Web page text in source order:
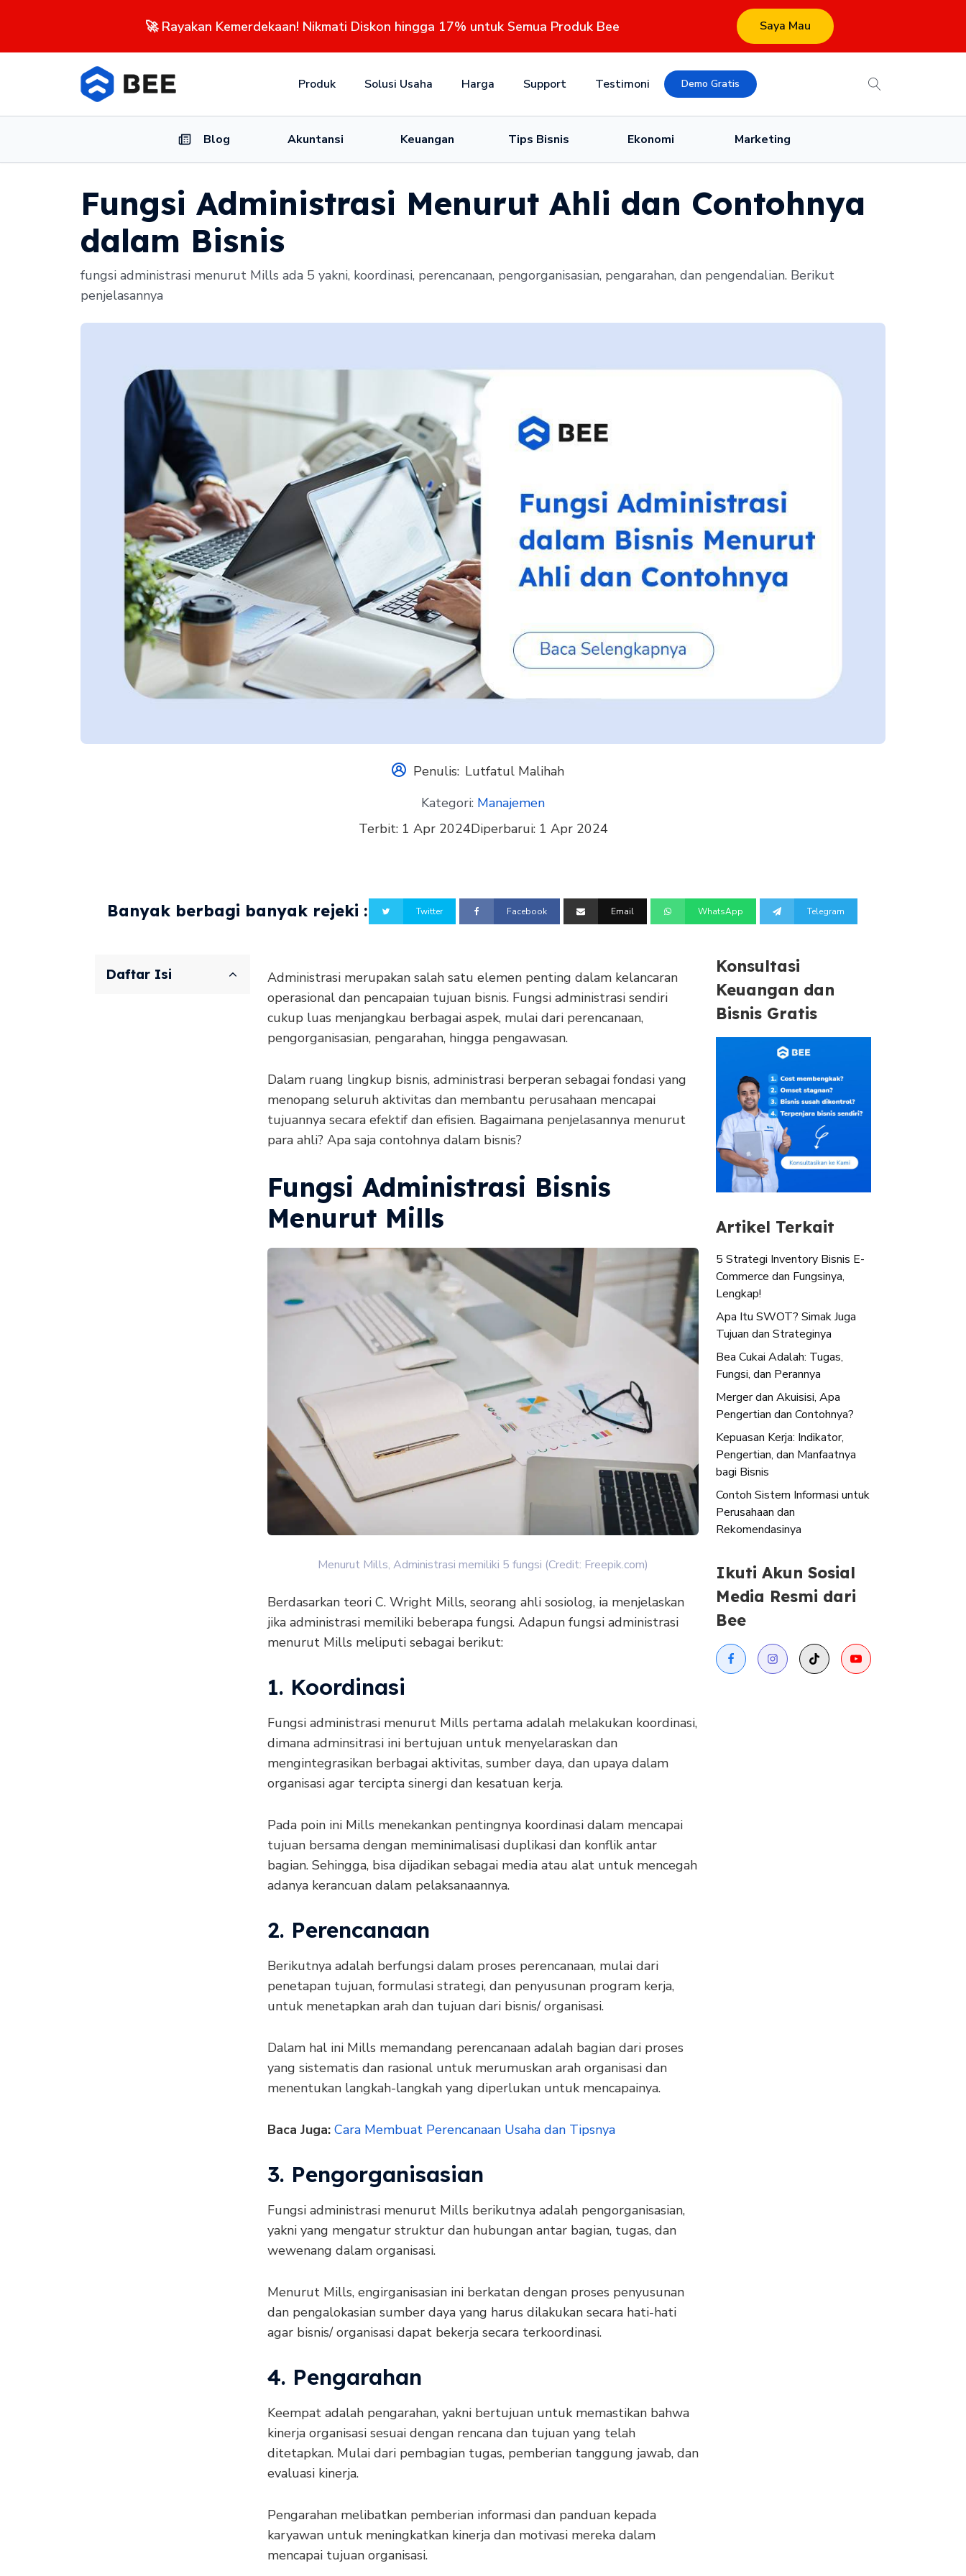
🚀 Rayakan Kemerdekaan! Nikmati Diskon hingga 17% untuk Semua Produk Bee Saya Mau
Produk Solusi Usaha Harga Support Testimoni Demo Gratis
Blog Akuntansi Keuangan Tips Bisnis Ekonomi Marketing
Fungsi Administrasi Menurut Ahli dan Contohnya
dalam Bisnis
fungsi administrasi menurut Mills ada 5 yakni, koordinasi, perencanaan, pengorganisasian, pengarahan, dan pengendalian. Berikut
penjelasannya
Penulis: Lutfatul Malihah
Kategori: Manajemen
Terbit: 1 Apr 2024Diperbarui: 1 Apr 2024
Banyak berbagi banyak rejeki : Twitter Facebook Email WhatsApp Telegram
Daftar Isi
Administrasi merupakan salah satu elemen penting dalam kelancaran
operasional dan pencapaian tujuan bisnis. Fungsi administrasi sendiri
cukup luas menjangkau berbagai aspek, mulai dari perencanaan,
pengorganisasian, pengarahan, hingga pengawasan.
Dalam ruang lingkup bisnis, administrasi berperan sebagai fondasi yang
menopang seluruh aktivitas dan membantu perusahaan mencapai
tujuannya secara efektif dan efisien. Bagaimana penjelasannya menurut
para ahli? Apa saja contohnya dalam bisnis?
Fungsi Administrasi Bisnis
Menurut Mills
Menurut Mills, Administrasi memiliki 5 fungsi (Credit: Freepik.com)
Berdasarkan teori C. Wright Mills, seorang ahli sosiolog, ia menjelaskan
jika administrasi memiliki beberapa fungsi. Adapun fungsi administrasi
menurut Mills meliputi sebagai berikut:
1. Koordinasi
Fungsi administrasi menurut Mills pertama adalah melakukan koordinasi,
dimana adminsitrasi ini bertujuan untuk menyelaraskan dan
mengintegrasikan berbagai aktivitas, sumber daya, dan upaya dalam
organisasi agar tercipta sinergi dan kesatuan kerja.
Pada poin ini Mills menekankan pentingnya koordinasi dalam mencapai
tujuan bersama dengan meminimalisasi duplikasi dan konflik antar
bagian. Sehingga, bisa dijadikan sebagai media atau alat untuk mencegah
adanya kerancuan dalam pelaksanaannya.
2. Perencanaan
Berikutnya adalah berfungsi dalam proses perencanaan, mulai dari
penetapan tujuan, formulasi strategi, dan penyusunan program kerja,
untuk menetapkan arah dan tujuan dari bisnis/ organisasi.
Dalam hal ini Mills memandang perencanaan adalah bagian dari proses
yang sistematis dan rasional untuk merumuskan arah organisasi dan
menentukan langkah-langkah yang diperlukan untuk mencapainya.
Baca Juga: Cara Membuat Perencanaan Usaha dan Tipsnya
3. Pengorganisasian
Fungsi administrasi menurut Mills berikutnya adalah pengorganisasian,
yakni yang mengatur struktur dan hubungan antar bagian, tugas, dan
wewenang dalam organisasi.
Menurut Mills, engirganisasian ini berkatan dengan proses penyusunan
dan pengalokasian sumber daya yang harus dilakukan secara hati-hati
agar bisnis/ organisasi dapat bekerja secara terkoordinasi.
4. Pengarahan
Keempat adalah pengarahan, yakni bertujuan untuk memastikan bahwa
kinerja organisasi sesuai dengan rencana dan tujuan yang telah
ditetapkan. Mulai dari pembagian tugas, pemberian tanggung jawab, dan
evaluasi kinerja.
Pengarahan melibatkan pemberian informasi dan panduan kepada
karyawan untuk meningkatkan kinerja dan motivasi mereka dalam
mencapai tujuan organisasi.
Konsultasi
Keuangan dan
Bisnis Gratis
Artikel Terkait
5 Strategi Inventory Bisnis E-
Commerce dan Fungsinya,
Lengkap!
Apa Itu SWOT? Simak Juga
Tujuan dan Strateginya
Bea Cukai Adalah: Tugas,
Fungsi, dan Perannya
Merger dan Akuisisi, Apa
Pengertian dan Contohnya?
Kepuasan Kerja: Indikator,
Pengertian, dan Manfaatnya
bagi Bisnis
Contoh Sistem Informasi untuk
Perusahaan dan
Rekomendasinya
Ikuti Akun Sosial
Media Resmi dari
Bee